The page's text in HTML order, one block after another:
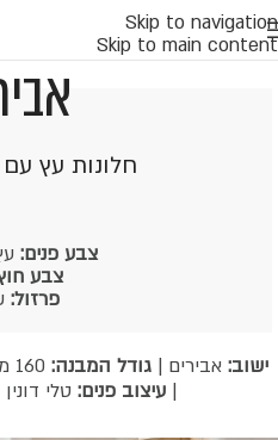
Skip to navigation
Skip to main content
חלונות עץ עם
צבע פנים:
צבע
פרזול:
ישוב:אבירים |גודל המבנה: 160 מ"ר |
| עיצוב פנים: טלי